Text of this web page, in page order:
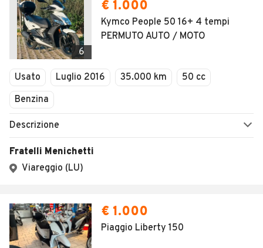
6
€ 1.000
Kymco People 50 16+ 4 tempi
PERMUTO AUTO / MOTO
Usato Luglio 2016 35.000 km
50 cc
Benzina
Descrizione
Fratelli Menichetti
Viareggio (LU)
€ 1.000
Piaggio Liberty 150